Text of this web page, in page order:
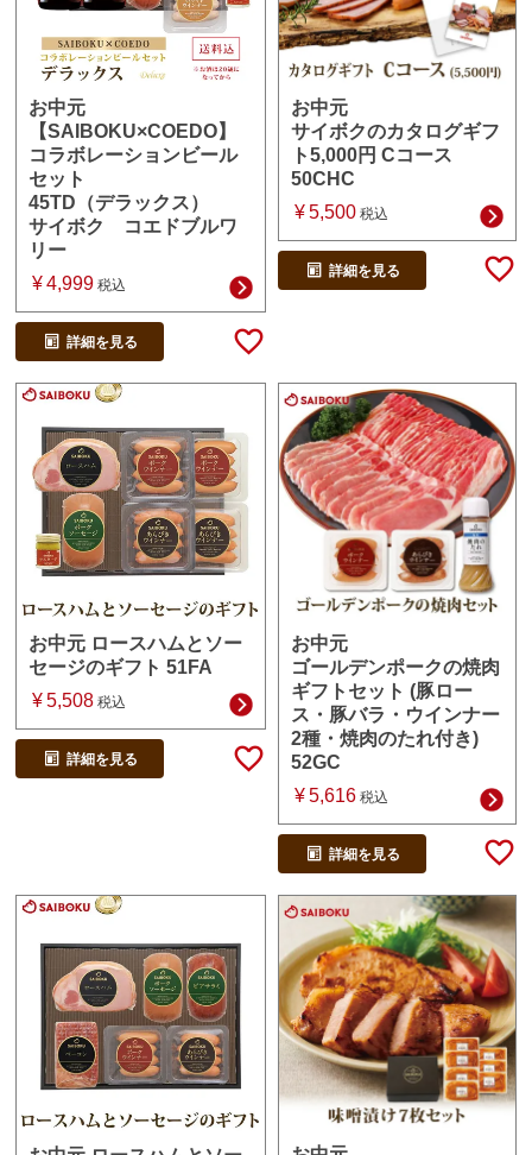
お中元
【SAIBOKU×COEDO】
コラボレーションビール
セット
45TD（デラックス）
サイボク コエドブルワ
リー
¥ 4,999 税込
詳細を見る
お中元
サイボクのカタログギフ
ト5,000円 Cコース
50CHC
¥5,500 税込
詳細を見る
お中元 ロースハムとソー
セージのギフト 51FA
¥ 5,508 税込
詳細を見る
お中元
ゴールデンポークの焼肉
ギフトセット (豚ロー
ス・豚バラ・ウインナー
2種・焼肉のたれ付き)
52GC
¥5,616 税込
詳細を見る